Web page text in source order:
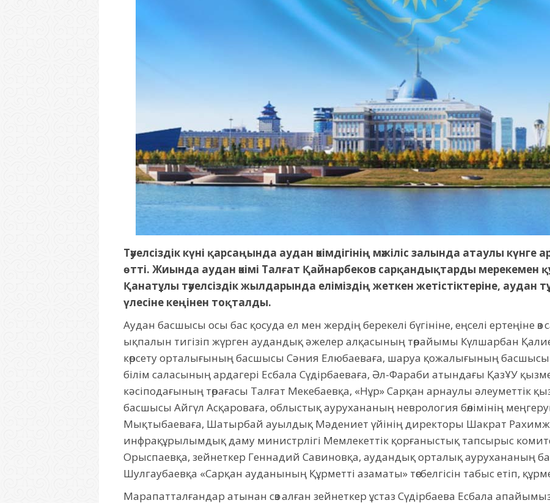
Тәуелсіздік күні қарсаңында аудан әкімдігінің мәжіліс залында атаулы
өтті. Жиында аудан әкімі Талғат Қайнарбеков сарқандықтарды мерекемен
Қанатұлы тәуелсіздік жылдарында еліміздің жеткен жетістіктеріне,
үлесіне кеңінен тоқталды.
Аудан басшысы осы бас қосуда ел мен жердің берекелі бүгініне, еңселі ертеңіне өз
ықпалын тигізіп жүрген аудандық әжелер алқасының төрайымы Күлшарбан
көрсету орталығының басшысы Сәния Елюбаеваға, шаруа қожалығының
білім саласының ардагері Есбала Сүдірбаеваға, Әл-Фараби атындағы ҚазҰУ
кәсіподағының төрағасы Талғат Мекебаевқа, «Нұр» Сарқан арнаулы әлеуметтік
басшысы Айгүл Асқароваға, облыстық аурухананың неврология бөлімінің
Мықтыбаеваға, Шатырбай ауылдық Мәдениет үйінің директоры Шакрат
инфрақұрылымдық даму министрлігі Мемлекеттік қорғаныстық тапсырыс
Орыспаевқа, зейнеткер Геннадий Савиновқа, аудандық орталық аурухананың
Шулгаубаевқа «Сарқан ауданының Құрметті азаматы» төсбелгісін табыс етіп,
Марапатталғандар атынан сөз алған зейнеткер ұстаз Сүдірбаева Есбала апайымыз